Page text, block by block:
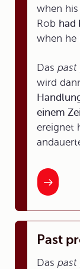
when
Rob had
when he
Das past
wird
einem
ereignet
Past
Das past